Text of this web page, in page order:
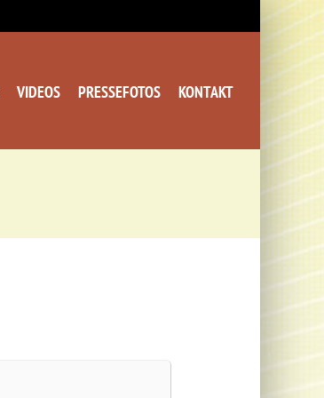
VIDEOS PRESSEFOTOS KONTAKT